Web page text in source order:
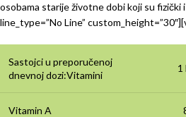
osobama starije životne dobi koji su fizički
line_type=”No Line”
Sastojci u preporučenoj
dnevnoj dozi:Vitamini
1
Vitamin A